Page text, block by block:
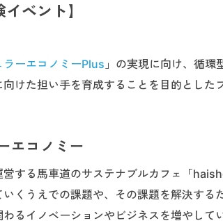
ベント】
ラーエコノミーPlus 」の実現に向け、循環
けた担い手を育成することを目的とした
エコノミー
する馬車道のサステナブルカフェ「
くうえでの課題や、その課題を解決する
るイノベーションやビジネスを増やして